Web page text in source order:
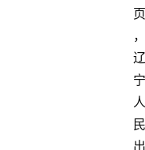
页
，
辽
宁
人
民
出